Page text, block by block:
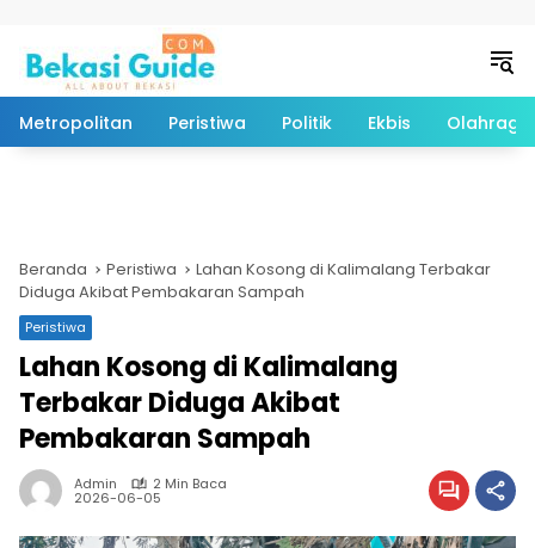
Metropolitan Peristiwa Politik Ekbis Olahraga
Beranda Peristiwa
Lahan Kosong di Kalimalang Terbakar
Diduga Akibat Pembakaran Sampah
Peristiwa
Lahan Kosong di Kalimalang
Terbakar Diduga Akibat
Pembakaran Sampah
Admin 2 Min Baca
2026-06-05